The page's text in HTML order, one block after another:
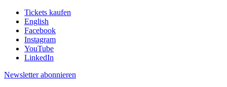
Tickets kaufen
English
Facebook
Instagram
YouTube
LinkedIn
Newsletter abonnieren